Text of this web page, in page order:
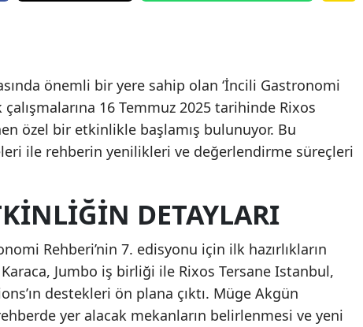
önemli bir yere sahip olan ‘İncili Gastronomi
çalışmalarına 16 Temmuz 2025 tarihinde Rixos
özel bir etkinlikle başlamış bulunuyor. Bu
ile rehberin yenilikleri ve değerlendirme süreçleri
DETAYLARI
Rehberi’nin 7. edisyonu için ilk hazırlıkların
Jumbo iş birliği ile Rixos Tersane Istanbul,
destekleri ön plana çıktı. Müge Akgün
yer alacak mekanların belirlenmesi ve yeni